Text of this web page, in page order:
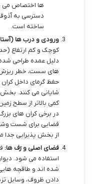
ها اختصاص می
دسترسی به
ساخته است.
ورودی و درب ها
دلیل عمده طراحی
های سست، خطر ریزش
حفظ گرمای داخل
شایانی می کنند.
کمی بالاتر از سطح
در برخی کران های
فضایی برای شست وشو
از بخش پذیرایی جدا
فضای اصلی و رَف ها:
استفاده می شود.
شده اند و طاقچه
دادن ظروف، وسایل